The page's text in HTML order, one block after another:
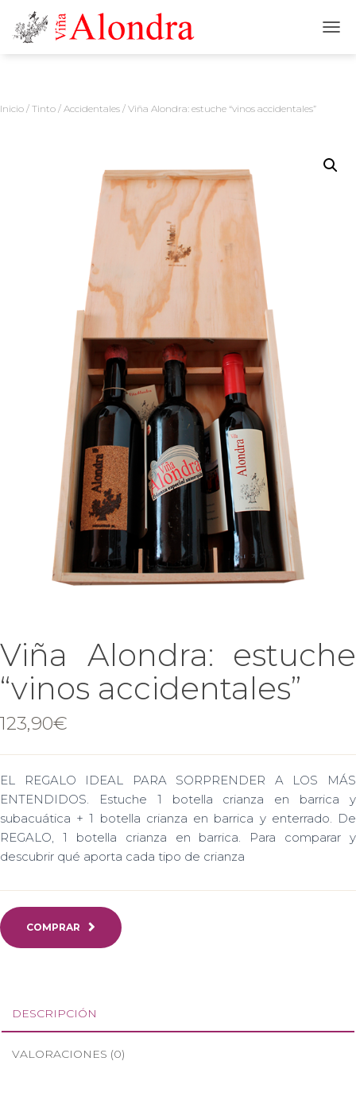
O
D
Inicio / Tinto / Accidentales / Viña Alondra: estuche “vinos accidentales”
Viña Alondra: estuche
“vinos accidentales”
123,90€
EL REGALO IDEAL PARA SORPRENDER A LOS MÁS
ENTENDIDOS. Estuche 1 botella crianza en barrica y
subacuática + 1 botella crianza en barrica y enterrado. De
REGALO, 1 botella crianza en barrica. Para comparar y
descubrir qué aporta cada tipo de crianza
COMPRAR
DESCRIPCIÓN
VALORACIONES (0)